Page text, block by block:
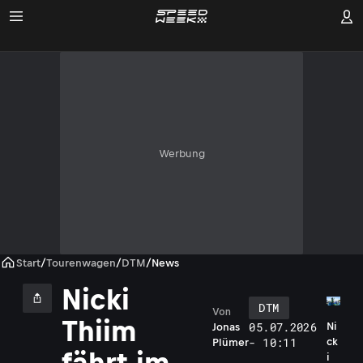
Werbung
Start/Tourenwagen/DTM/News
Nicki
Thiim
Jonas
Plümer
Von
DTM
05.07.2026
- 10:11
Ni
ck
i